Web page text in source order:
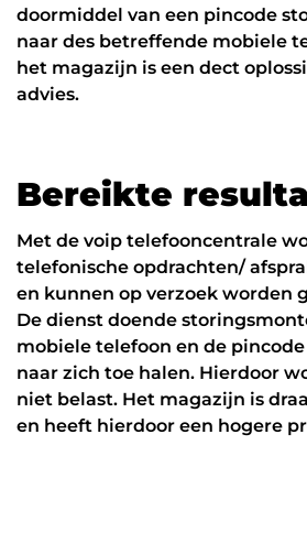
Werken in de cloud
doormiddel van een pincode
naar des betreffende mobiele
het magazijn is een dect
advies.
Bereikte resulta
Met de voip telefooncentrale
telefonische opdrachten/
en kunnen op verzoek worden
De dienst doende
mobiele telefoon en de
naar zich toe halen. Hierdoor
niet belast. Het magazijn is
en heeft hierdoor een hogere